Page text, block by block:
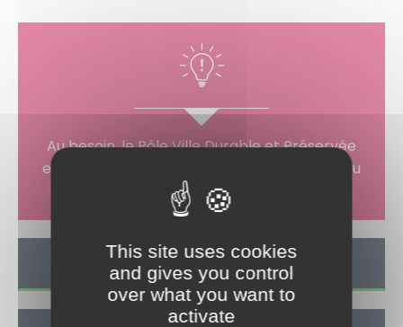
Au besoin, le Pôle Ville Durable et Préservée
est à votre disposition au 02 35 68 93 39 et au
02 35 68 99 12.
TOUTES LES ACTUS
This site uses cookies
and gives you control
over what you want to
activate